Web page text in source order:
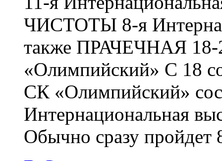
ЧИСТОТЫ 8-я
также ПРАЧЕЧНАЯ 18-
«Олимпийский» С 18
СК «Олимпийский»
Интернациональная
Обычно сразу пройдет